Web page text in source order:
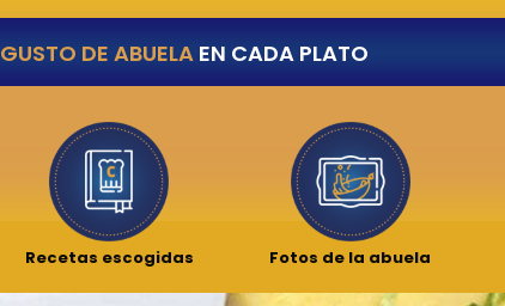
GUSTO DE ABUELAEN CADA PLATO
Recetas escogidas Fotos de la abuela